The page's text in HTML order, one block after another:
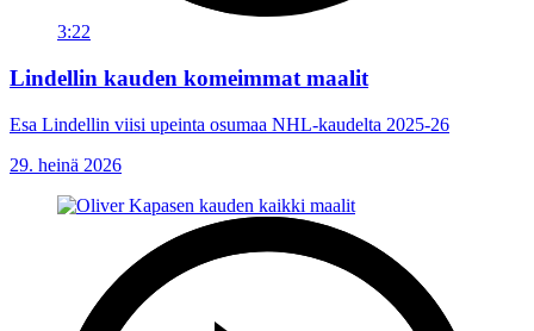
3:22
Lindellin kauden komeimmat maalit
Esa Lindellin viisi upeinta osumaa NHL-kaudelta 2025-26
29. heinä 2026